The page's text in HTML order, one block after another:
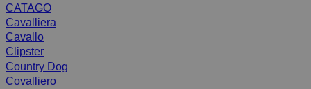
CATAGO
Cavalliera
Cavallo
Clipster
Country Dog
Covalliero